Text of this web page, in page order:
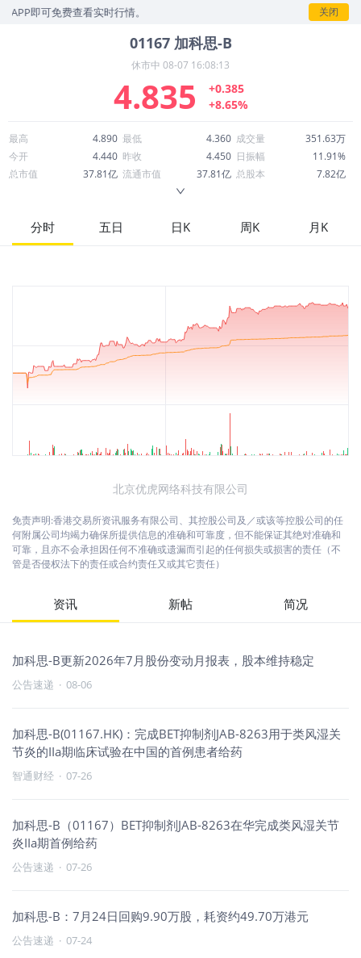
可免费查看实时行情。 关闭
01167 加科思-B
休市中 08-07 16:08:13
4.835
+0.385
+8.65%
最高 4.890 最低 4.360 成交量
351.63万
今开
4.440 昨收 4.450 日振幅
11.91%
总市值
37.81亿 流通市值 37.81亿 总股本
7.82亿
52周最高
11.800 市盈率
-22.05
股息
分时 五日 日K 周K 月K
北京优虎网络科技有限公司
免责声明:香港交易所资讯服务有限公司、其控股公司及／或该等控股公司的任
何附属公司均竭力确保所提供信息的准确和可靠度，但不能保证其绝对准确和
可靠，且亦不会承担因任何不准确或遗漏而引起的任何损失或损害的责任（不
管是否侵权法下的责任或合约责任又或其它责任）
资讯 新帖 简况
加科思-B更新2026年7月股份变动月报表，股本维持稳定
公告速递 · 08-06
加科思-B(01167.HK)：完成BET抑制剂JAB-8263用于类风湿关
节炎的IIa期临床试验在中国的首例患者给药
智通财经 · 07-26
加科思-B（01167）BET抑制剂JAB-8263在华完成类风湿关节
炎IIa期首例给药
公告速递 · 07-26
加科思-B：7月24日回购9.90万股，耗资约49.70万港元
公告速递 · 07-24